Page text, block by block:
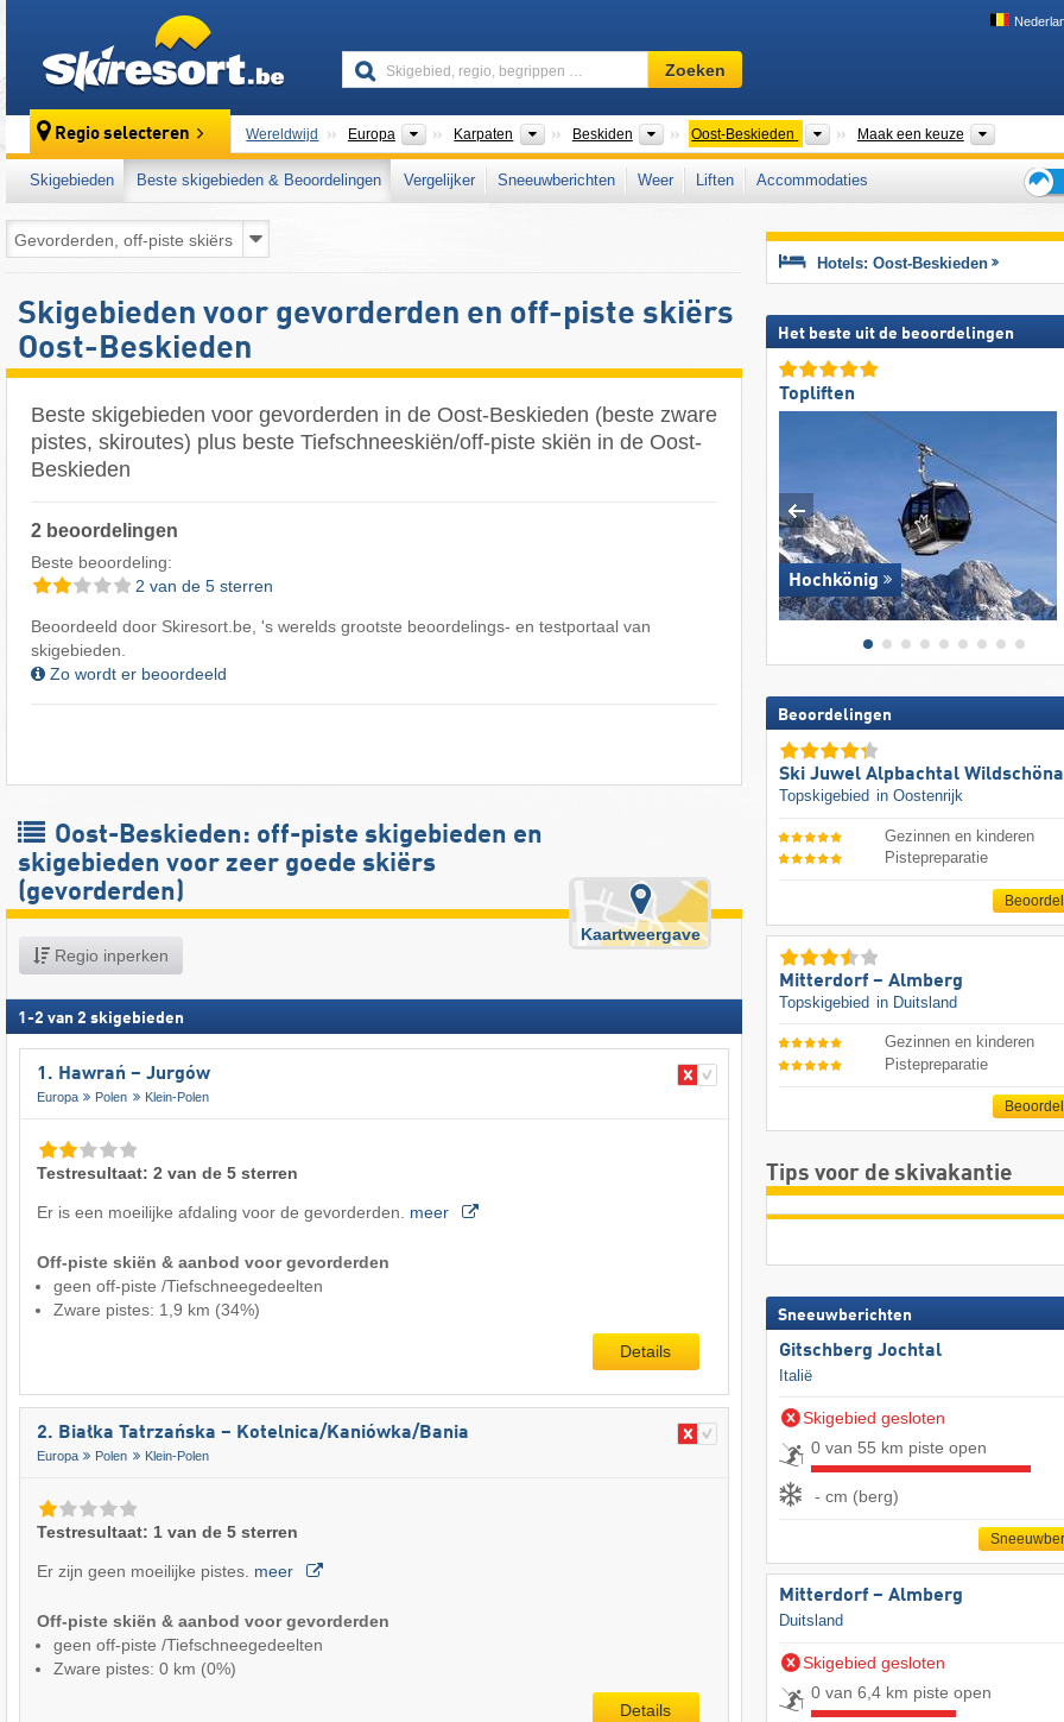
Skigebied,
regio,
…
Zoeken
Regio selecteren Wereldwijd Europa Continenten
Karpaten Bergketens
Beskiden Bergketens
Oost-Beskieden Bergketens
Maak een keuze
Skigebieden Beste skigebieden & Beoordelingen Vergelijker Sneeuwberichten Weer Liften
Accommodaties
voor
Skigebieden voor gevorderden en off-piste skiërs
Oost-Beskieden
Beste skigebieden voor gevorderden in de Oost-Beskieden (beste zware
pistes, skiroutes) plus beste Tiefschneeskiën/off-piste skiën in de Oost-
Beskieden
2 beoordelingen
Beste beoordeling:
2 van de 5 sterren
Beoordeeld door Skiresort.be, 's werelds grootste beoordelings- en testportaal van
skigebieden.
Zo wordt er beoordeeld
Oost-Beskieden: off-piste skigebieden en
skigebieden voor zeer goede skiërs
(gevorderden)
Regio inperken
Kaartweergave
1 -2 van 2 skigebieden
1. Hawrań – Jurgów
Europa Polen Klein-Polen
Testresultaat: 2 van de 5 sterren
Er is een moeilijke afdaling voor de gevorderden. meer
Off-piste skiën & aanbod voor gevorderden
geen off-piste /Tiefschneegedeelten
Zware pistes: 1,9 km (34%)
Details
2. Białka Tatrzańska – Kotelnica/​Kaniówka/​Bania
Europa Polen Klein-Polen
Testresultaat: 1 van de 5 sterren
Er zijn geen moeilijke pistes. meer
Off-piste skiën & aanbod voor gevorderden
geen off-piste /Tiefschneegedeelten
Zware pistes: 0 km (0%)
Details
Hotels: Oost-Beskieden
Het beste uit de beoordelingen
Topliften
Hochkönig
Beoordelingen
Ski Juwel Alpbachtal
Topskigebied in Oostenrijk
Gezinnen en kinderen
Pistepreparatie
Mitterdorf – Almberg
Topskigebied in Duitsland
Gezinnen en kinderen
Pistepreparatie
Tips voor de skivakantie
Sneeuwberichten
Gitschberg Jochtal
Italië
Skigebied gesloten
0 van 55 km piste open
- cm (berg)
Mitterdorf – Almberg
Duitsland
Skigebied gesloten
0 van 6,4 km piste open